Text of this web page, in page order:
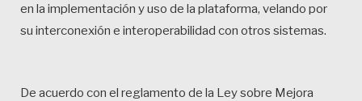
en la implementación y uso de la plataforma, velando por
su interconexión e interoperabilidad con otros sistemas.
De acuerdo con el reglamento de la Ley sobre Mejora